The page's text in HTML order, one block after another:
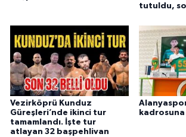
tutuldu,
Vezirköprü Kunduz
Güreşleri’nde ikinci tur
tamamlandı. İşte tur
atlayan 32 başpehlivan
Alanyaspor
kadrosuna